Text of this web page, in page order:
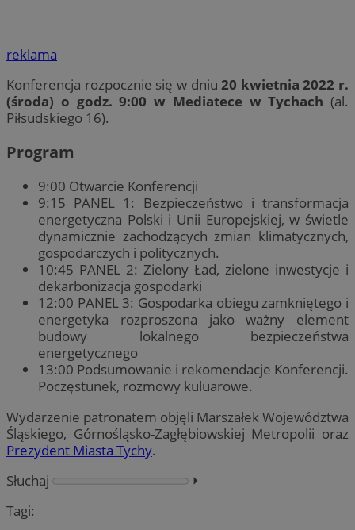
reklama
Konferencja rozpocznie się w dniu20 kwietnia 2022 r.
(środa) o godz. 9:00 w Mediatece w Tychach (al.
Piłsudskiego 16).
Program
9:00 Otwarcie Konferencji
9:15 PANEL 1: Bezpieczeństwo i transformacja
energetyczna Polski i Unii Europejskiej, w świetle
dynamicznie zachodzących zmian klimatycznych,
gospodarczych i politycznych.
10:45 PANEL 2: Zielony Ład, zielone inwestycje i
dekarbonizacja gospodarki
12:00 PANEL 3: Gospodarka obiegu zamkniętego i
energetyka rozproszona jako ważny element
budowy lokalnego bezpieczeństwa
energetycznego
13:00 Podsumowanie i rekomendacje Konferencji.
Poczęstunek, rozmowy kuluarowe.
Wydarzenie patronatem objęli Marszałek Województwa
Śląskiego, Górnośląsko-Zagłębiowskiej Metropolii oraz
Prezydent Miasta Tychy.
Słuchaj
⏵︎
Tagi: